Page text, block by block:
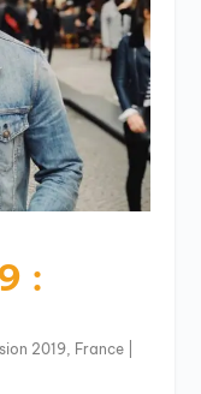
:
2019 France